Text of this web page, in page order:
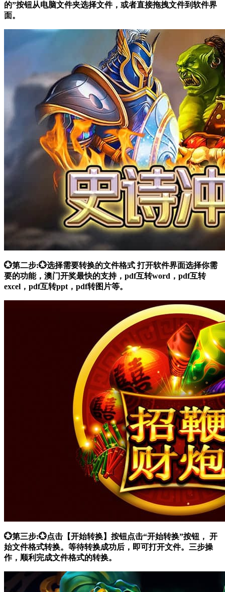
的”按钮从电脑文件夹选择文件，或者直接拖拽文件到软件界
面。
💮第二步:💮选择需要转换的文件格式 打开软件界面选择你需
要的功能，澳门开奖最快的支持，pdf互转word，pdf互转
excel，pdf互转ppt，pdf转图片等。
💮第三步:💮点击【开始转换】按钮点击“开始转换”按钮， 开
始文件格式转换。等待转换成功后，即可打开文件。三步操
作，顺利完成文件格式的转换。